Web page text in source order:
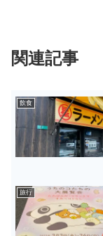
関連記事
飲食
旅行